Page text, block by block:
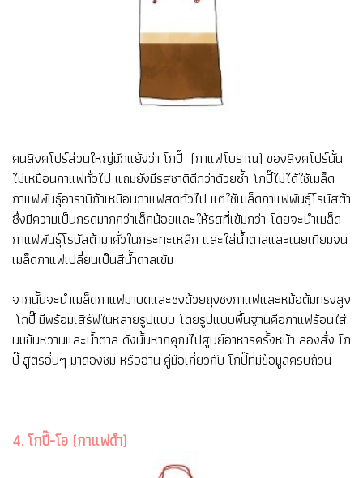
คนสิงคโปร์ส่วนใหญ่มักแย้งว่า โกปี๊ (กาแฟโบราณ) ของสิงคโปร์นั้น
ไม่เหมือนกาแฟทั่วไป แถมยังมีรสชาติดีกว่าด้วยซ้ำ โกปี๊ไม่ได้ใช้เมล็ด
กาแฟพันธุ์อาราบิก้าเหมือนกาแฟสดทั่วไป แต่ใช้เมล็ดกาแฟพันธุ์โรบัสต้า
ซึ่งมีความเป็นกรดมากกว่าเล็กน้อยและให้รสที่เข้มกว่า โดยจะนำเมล็ด
กาแฟพันธุ์โรบัสต้ามาคั่วในกระทะเหล็ก และใส่น้ำตาลและเนยเทียมจน
เมล็ดกาแฟเปลี่ยนเป็นสีน้ำตาลเข้ม
จากนั้นจะนำเมล็ดกาแฟมาบดและชงด้วยถุงชงกาแฟและหม้อต้มทรงสูง
โกปี๊ มีพร้อมเสิร์ฟในหลายรูปแบบ โดยรูปแบบพื้นฐานคือกาแฟร้อนใส่
นมข้นหวานและน้ำตาล ดังนั้นหากคุณไปศูนย์อาหารครั้งหน้า ลองสั่ง โก
ปี๊ สูตรอื่นๆ มาลองชิม หรืออ่าน คู่มือเกี่ยวกับ โกปี๊ที่มีข้อมูลครบถ้วน
4. โกปี๊-โอ (กาแฟดำ)